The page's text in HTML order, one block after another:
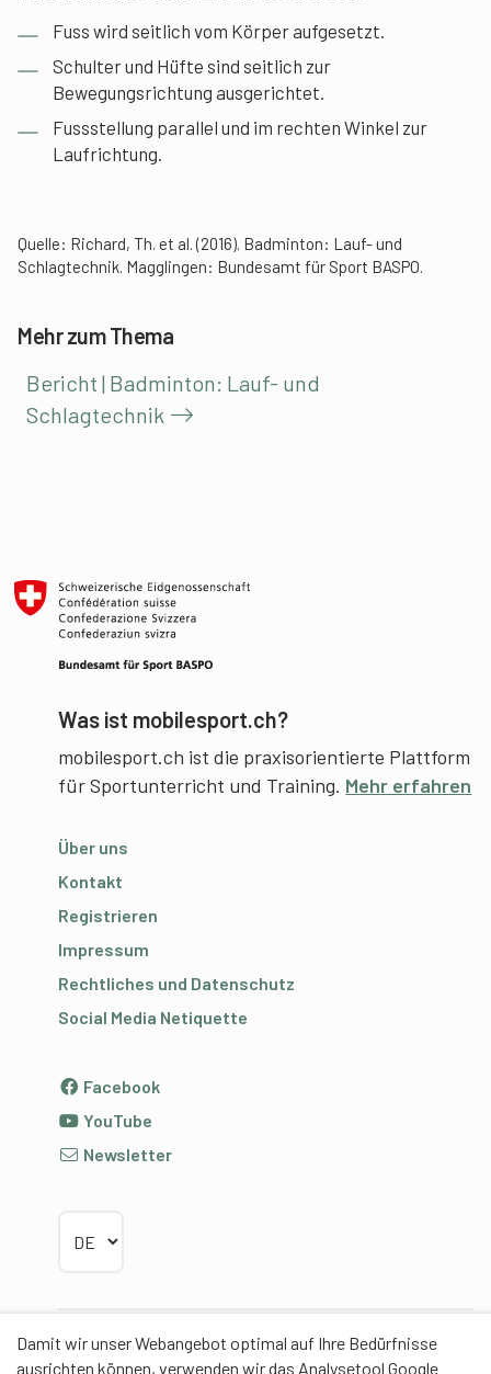
Damit wir unser Webangebot optimal auf Ihre Bedürfnisse
ausrichten können, verwenden wir das Analysetool Google
Fuss wird seitlich vom Körper aufgesetzt.
Schulter und Hüfte sind seitlich zur
Bewegungsrichtung ausgerichtet.
Fussstellung parallel und im rechten Winkel zur
Laufrichtung.
Quelle: Richard, Th. et al. (2016). Badminton: Lauf- und
Schlagtechnik. Magglingen: Bundesamt für Sport BASPO.
Mehr zum Thema
Bericht | Badminton: Lauf- und
Schlagtechnik
Was ist mobilesport.ch?
mobilesport.ch ist die praxisorientierte Plattform
für Sportunterricht und Training. Mehr erfahren
Über uns
Kontakt
Registrieren
Impressum
Rechtliches und Datenschutz
Social Media Netiquette
Facebook
YouTube
Newsletter
Partner